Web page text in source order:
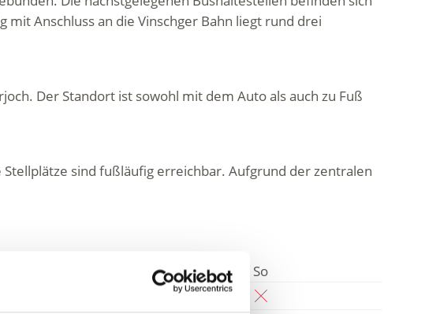
Anschluss an die Vinschger Bahn liegt rund drei
Der Standort ist sowohl mit dem Auto als auch zu Fuß
sind fußläufig erreichbar. Aufgrund der zentralen
Sa
So